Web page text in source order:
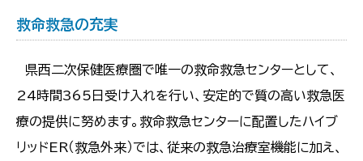
救命救急の充実
県西二次保健医療圏で唯一の救命救急センターとして、
24時間365日受け入れを行い、安定的で質の高い救急医
療の提供に努めます。救命救急センターに配置したハイブ
リッドER（救急外来）では、従来の救急治療室機能に加え、